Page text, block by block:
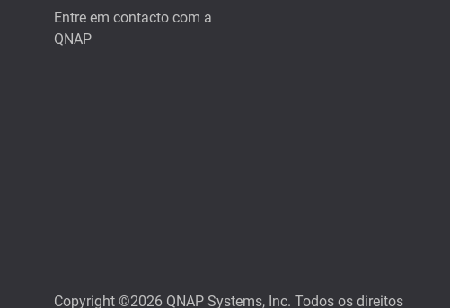
Entre em contacto com a
QNAP
Copyright ©2026 QNAP Systems, Inc. Todos os direitos